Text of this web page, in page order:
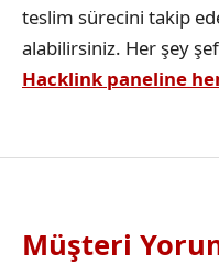
teslim sürecini takip
alabilirsiniz. Her şey
Hacklink paneline
Müşteri